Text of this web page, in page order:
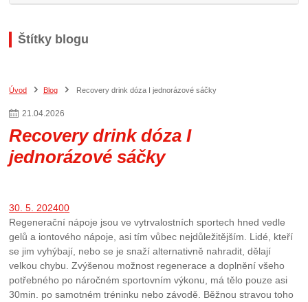
Štítky blogu
Úvod Blog Recovery drink dóza I jednorázové sáčky
21 04. 2026
Recovery drink dóza I
jednorázové sáčky
30. 5. 202400
Regenerační nápoje jsou ve vytrvalostních sportech hned vedle
gelů a iontového nápoje, asi tím vůbec nejdůležitějším. Lidé, kteří
se jim vyhýbají, nebo se je snaží alternativně nahradit, dělají
velkou chybu. Zvýšenou možnost regenerace a doplnění všeho
potřebného po náročném sportovním výkonu, má tělo pouze asi
30min. po samotném tréninku nebo závodě. Běžnou stravou toho